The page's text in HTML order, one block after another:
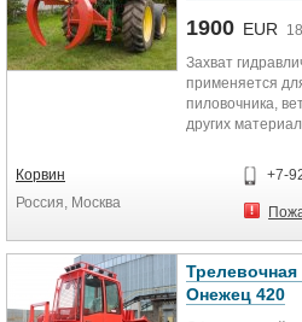
1900 EUR
Захват
применяется
пиловоч­ника,
других
поворота
максимального
трактора на 1,2
трелевки PH1
себя с хорошей
Корвин
Россия, Москва
+7-
Онежец 420